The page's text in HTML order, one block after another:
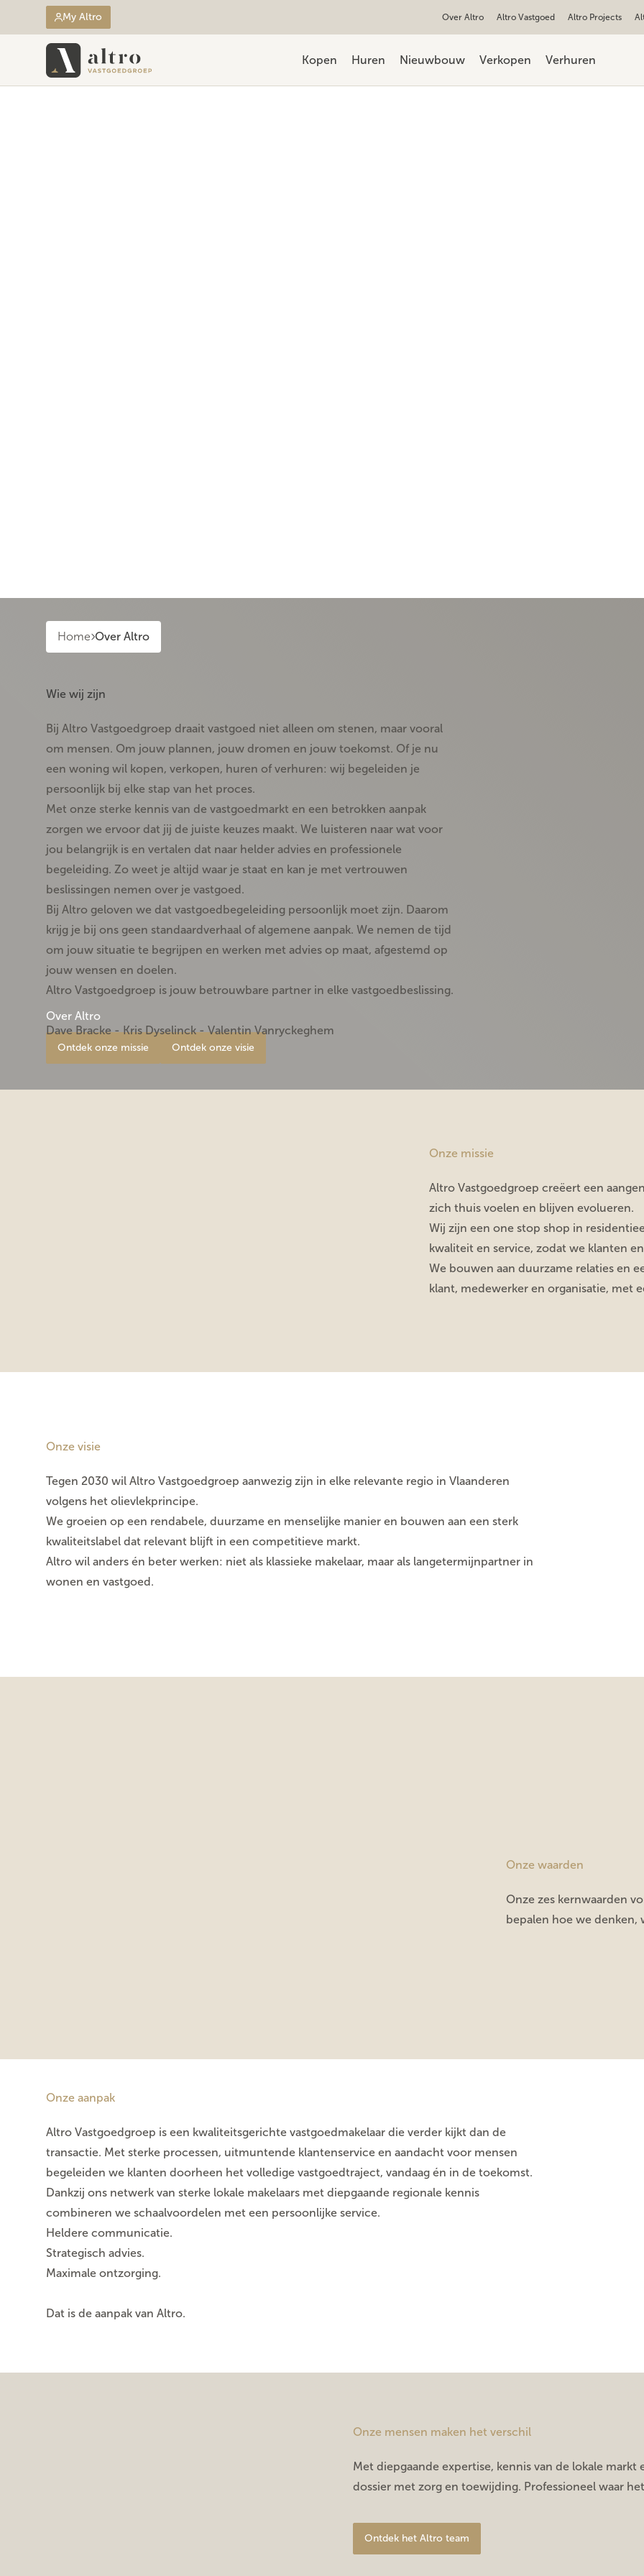
My Altro Over Altro Altro Vastgoed Altro Projects
Kopen Huren Nieuwbouw Verkopen Verhuren
Home Over Altro
Over Altro
Ontdek onze missie Ontdek onze visie
Wie wij zijn
Bij Altro Vastgoedgroep draait vastgoed niet alleen om stenen, maar vooral
om mensen. Om jouw plannen, jouw dromen en jouw toekomst. Of je nu
een woning wil kopen, verkopen, huren of verhuren: wij begeleiden je
persoonlijk bij elke stap van het proces.
Met onze sterke kennis van de vastgoedmarkt en een betrokken aanpak
zorgen we ervoor dat jij de juiste keuzes maakt. We luisteren naar wat voor
jou belangrijk is en vertalen dat naar helder advies en professionele
begeleiding. Zo weet je altijd waar je staat en kan je met vertrouwen
beslissingen nemen over je vastgoed.
Bij Altro geloven we dat vastgoedbegeleiding persoonlijk moet zijn. Daarom
krijg je bij ons geen standaardverhaal of algemene aanpak. We nemen de tijd
om jouw situatie te begrijpen en werken met advies op maat, afgestemd op
jouw wensen en doelen.
Altro Vastgoedgroep is jouw betrouwbare partner in elke vastgoedbeslissing.
Dave Bracke - Kris Dyselinck - Valentin Vanryckeghem
Onze missie
Altro Vastgoedgroep creëert een
zich thuis voelen en blijven evolueren.
Wij zijn een one stop shop in
kwaliteit en service, zodat we klanten
We bouwen aan duurzame relaties en
klant, medewerker en organisatie, met
Onze visie
Tegen 2030 wil Altro Vastgoedgroep aanwezig zijn in elke relevante regio in Vlaanderen
volgens het olievlekprincipe.
We groeien op een rendabele, duurzame en menselijke manier en bouwen aan een sterk
kwaliteitslabel dat relevant blijft in een competitieve markt.
Altro wil anders én beter werken: niet als klassieke makelaar, maar als langetermijnpartner in
wonen en vastgoed.
Onze waarden
Onze zes kernwaarden
bepalen hoe we denken,
Onze aanpak
Altro Vastgoedgroep is een kwaliteitsgerichte vastgoedmakelaar die verder kijkt dan de
transactie. Met sterke processen, uitmuntende klantenservice en aandacht voor mensen
begeleiden we klanten doorheen het volledige vastgoedtraject, vandaag én in de toekomst.
Dankzij ons netwerk van sterke lokale makelaars met diepgaande regionale kennis
combineren we schaalvoordelen met een persoonlijke service.
Heldere communicatie.
Strategisch advies.
Maximale ontzorging.
Dat is de aanpak van Altro.
Onze mensen maken het verschil
Met diepgaande expertise, kennis van de lokale
dossier met zorg en toewijding. Professioneel waar
Ontdek het Altro team